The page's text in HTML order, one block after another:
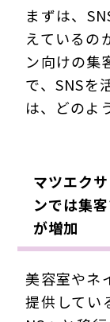
まずは、
えているの
ン向けの集
で、SNSを
は、どのよ
マツエク
ンでは集
が増加
美容室やネ
提供してい